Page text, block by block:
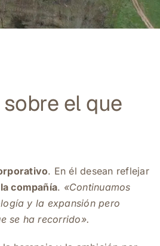
el que
. En él desean reflejar
compañía. «Continuamos
y la expansión pero
se ha recorrido».